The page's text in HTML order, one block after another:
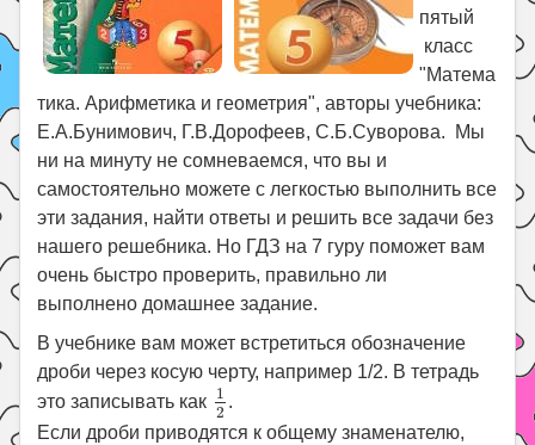
пятый
класс
"Матема
тика. Арифметика и геометрия", авторы учебника:
Е.А.Бунимович, Г.В.Дорофеев, С.Б.Суворова. Мы
ни на минуту не сомневаемся, что вы и
самостоятельно можете с легкостью выполнить все
эти задания, найти ответы и решить все задачи без
нашего решебника. Но ГДЗ на 7 гуру поможет вам
очень быстро проверить, правильно ли
выполнено домашнее задание.
В учебнике вам может встретиться обозначение
дроби через косую черту, например 1/2. В тетрадь
это записывать как 1
2
12
.
Если дроби приводятся к общему знаменателю,